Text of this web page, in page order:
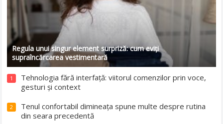
Regula unui singur element surpriză: cum eviți
supraîncărcarea vestimentară
1
Tehnologia fără interfață: viitorul comenzilor prin voce,
gesturi și context
2
Tenul confortabil dimineața spune multe despre rutina
din seara precedentă